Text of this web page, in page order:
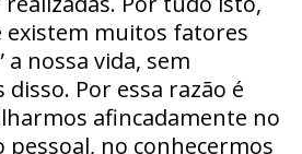
existem muitos fatores
a nossa vida, sem
Por essa razão é
afincadamente no
no conhecermos